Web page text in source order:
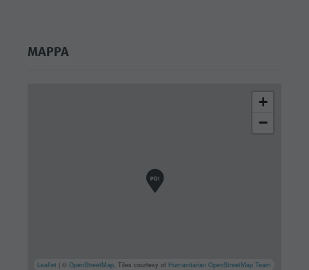
MAPPA
+
−
Leaflet | ©OpenStreetMap, Tiles courtesy of Humanitarian OpenStreetMap Team